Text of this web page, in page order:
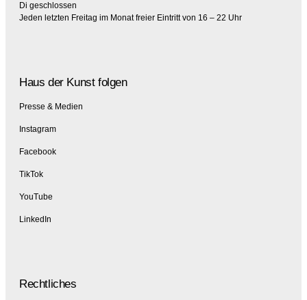
Di geschlossen
Jeden letzten Freitag im Monat freier Eintritt von 16 – 22 Uhr
Haus der Kunst folgen
Presse & Medien
Instagram
Facebook
TikTok
YouTube
LinkedIn
Rechtliches